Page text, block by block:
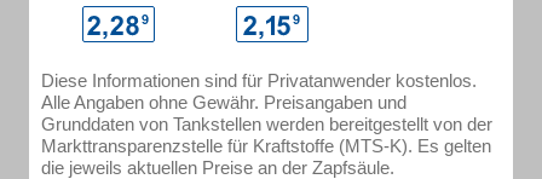
Diese Informationen sind für Privatanwender kostenlos.
Alle Angaben ohne Gewähr. Preisangaben und
Grunddaten von Tankstellen werden bereitgestellt von der
Markttransparenzstelle für Kraftstoffe (MTS-K). Es gelten
die jeweils aktuellen Preise an der Zapfsäule.